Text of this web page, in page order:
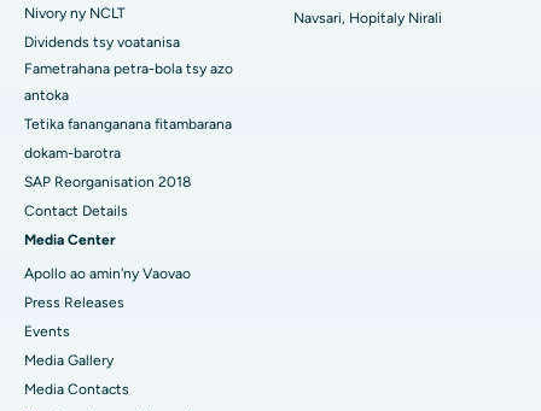
Hopitaly tsara indrindra ao Swargate, Pune
Hopitaly homamiadan'ny vehivavy tsara indrindra any Delhi
Nivory ny NCLT
Dividends tsy voatanisa
Fametrahana petra-bola tsy azo
antoka
Tetika fananganana fitambarana
dokam-barotra
SAP Reorganisation 2018
Contact Details
Media Center
Apollo ao amin'ny Vaovao
Press Releases
Events
Media Gallery
Media Contacts
Navsari, Hopitaly Nirali